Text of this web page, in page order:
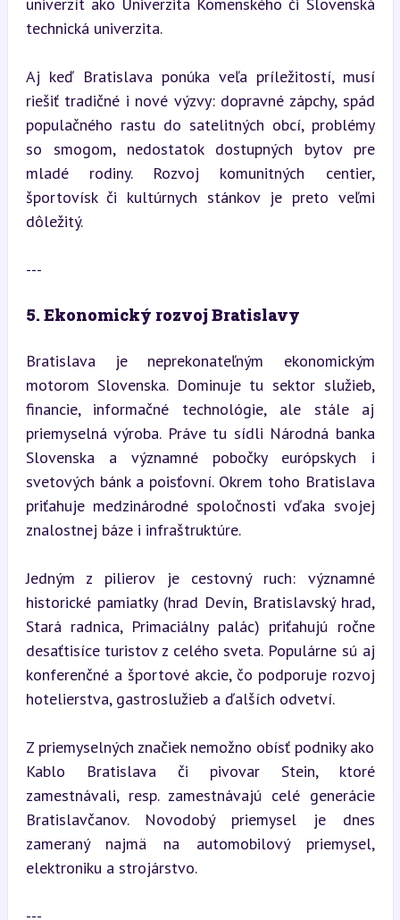
technická univerzita.
Aj keď Bratislava ponúka veľa príležitostí, musí
riešiť tradičné i nové výzvy: dopravné zápchy, spád
populačného rastu do satelitných obcí, problémy
so smogom, nedostatok dostupných bytov pre
mladé rodiny. Rozvoj komunitných centier,
športovísk či kultúrnych stánkov je preto veľmi
dôležitý.
---
5. Ekonomický rozvoj Bratislavy
Bratislava je neprekonateľným ekonomickým
motorom Slovenska. Dominuje tu sektor služieb,
financie, informačné technológie, ale stále aj
priemyselná výroba. Práve tu sídli Národná banka
Slovenska a významné pobočky európskych i
svetových bánk a poisťovní. Okrem toho Bratislava
priťahuje medzinárodné spoločnosti vďaka svojej
znalostnej báze i infraštruktúre.
Jedným z pilierov je cestovný ruch: významné
historické pamiatky (hrad Devín, Bratislavský hrad,
Stará radnica, Primaciálny palác) priťahujú ročne
desaťtisíce turistov z celého sveta. Populárne sú aj
konferenčné a športové akcie, čo podporuje rozvoj
hotelierstva, gastroslužieb a ďalších odvetví.
Z priemyselných značiek nemožno obísť podniky ako
Kablo Bratislava či pivovar Stein, ktoré
zamestnávali, resp. zamestnávajú celé generácie
Bratislavčanov. Novodobý priemysel je dnes
zameraný najmä na automobilový priemysel,
elektroniku a strojárstvo.